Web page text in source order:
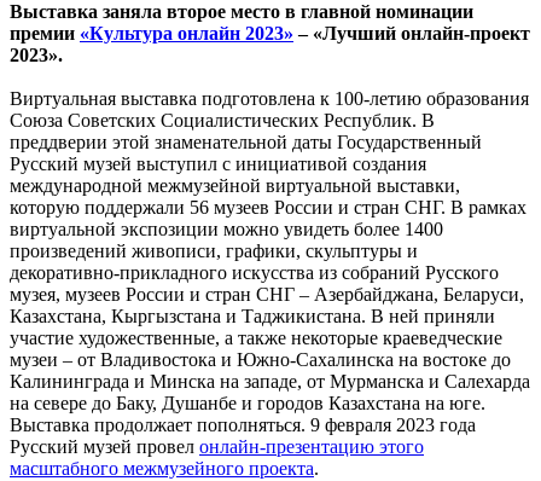
Выставка заняла второе место в главной номинации
премии «Культура онлайн 2023» – «Лучший онлайн-проект
2023».
Виртуальная выставка подготовлена к 100-летию образования
Союза Советских Социалистических Республик. В
преддверии этой знаменательной даты Государственный
Русский музей выступил с инициативой создания
международной межмузейной виртуальной выставки,
которую поддержали 56 музеев России и стран СНГ. В рамках
виртуальной экспозиции можно увидеть более 1400
произведений живописи, графики, скульптуры и
декоративно-прикладного искусства из собраний Русского
музея, музеев России и стран СНГ – Азербайджана, Беларуси,
Казахстана, Кыргызстана и Таджикистана. В ней приняли
участие художественные, а также некоторые краеведческие
музеи – от Владивостока и Южно-Сахалинска на востоке до
Калининграда и Минска на западе, от Мурманска и Салехарда
на севере до Баку, Душанбе и городов Казахстана на юге.
Выставка продолжает пополняться. 9 февраля 2023 года
Русский музей провел онлайн-презентацию этого
масштабного межмузейного проекта.